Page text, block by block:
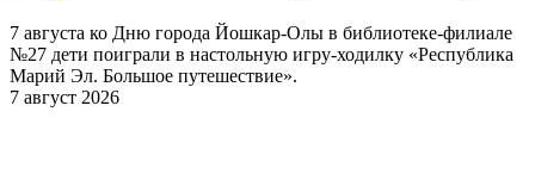
7 августа ко Дню города Йошкар-Олы в библиотеке-филиале
№27 дети поиграли в настольную игру-ходилку «Республика
Марий Эл. Большое путешествие».
7 август 2026